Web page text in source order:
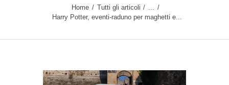
Home Tutti gli articoli
Harry Potter, eventi-raduno per maghetti e...